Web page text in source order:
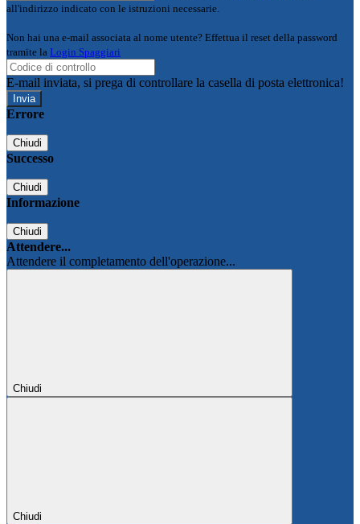
all'indirizzo indicato con le istruzioni necessarie.
Non hai una e-mail associata al nome utente? Effettua il reset della password
tramite la Login Spaggiari
E-mail inviata, si prega di controllare la casella di posta elettronica!
Errore
Chiudi
Successo
Chiudi
Informazione
Chiudi
Attendere...
Attendere il completamento dell'operazione...
Chiudi
Chiudi